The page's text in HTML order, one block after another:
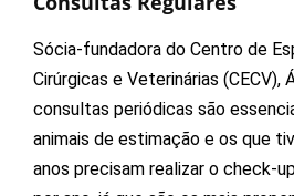
Sócia-fundadora do Centro de
Cirúrgicas e Veterinárias (CECV),
consultas periódicas são
animais de estimação e os que
anos precisam realizar o check-